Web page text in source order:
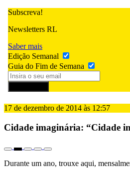
Subscreva!
Newsletters RL
Saber mais
Edição Semanal
Guia do Fim de Semana
17 de dezembro de 2014 às 12:57
Cidade imaginária: “Cidade
Durante um ano, trouxe aqui,